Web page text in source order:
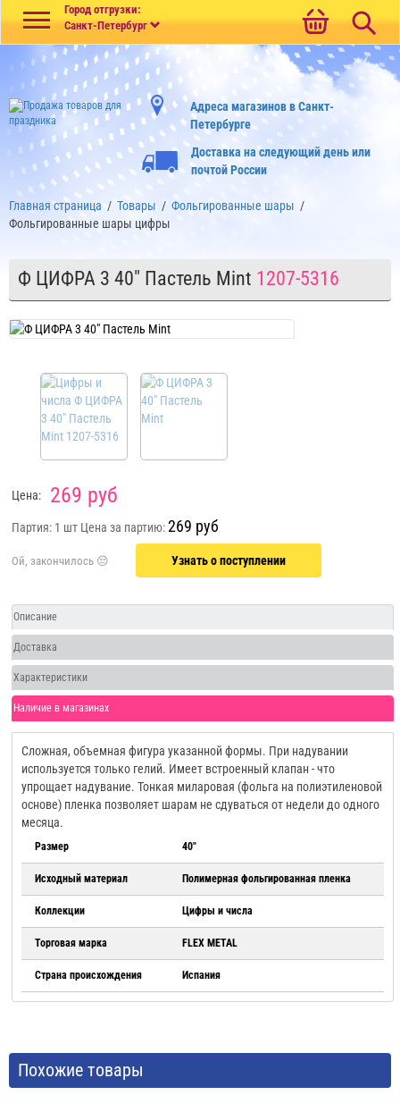
Город отгрузки:
Санкт-Петербург
Адреса магазинов в Санкт-
Петербурге
Доставка на следующий день или
почтой России
Главная страница / Товары / Фольгированные шары /
Фольгированные шары цифры
Ф ЦИФРА 3 40" Пастель Mint 1207-5316
Цена: 269 руб
Партия: 1 шт Цена за партию:269 руб
Узнать о поступлении
Описание
Доставка
Характеристики
Наличие в магазинах
Сложная, объемная фигура указанной формы. При надувании
используется только гелий. Имеет встроенный клапан - что
упрощает надувание. Тонкая миларовая (фольга на полиэтиленовой
основе) пленка позволяет шарам не сдуваться от недели до одного
месяца.
Размер 40"
Исходный материал Полимерная фольгированная пленка
Коллекции Цифры и числа
Торговая марка FLEX METAL
Страна происхождения Испания
Похожие товары